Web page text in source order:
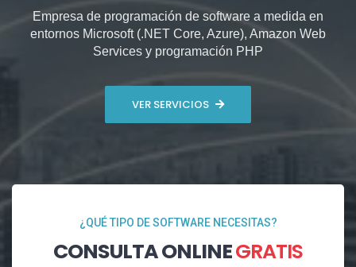
Empresa de programación de software a medida en
entornos Microsoft (.NET Core, Azure), Amazon Web
Services y programación PHP
VER SERVICIOS
¿QUÉ TIPO DE SOFTWARE NECESITAS?
CONSULTA ONLINEGRATIS